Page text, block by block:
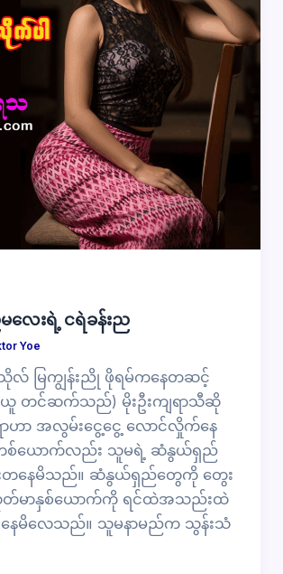
ေးရဲ့ ငရဲခန်းည
Yoe
လ် မြကျွန်းညို ဖိုရမ်ကနေတဆင့်
ယူ တင်ဆက်သည်) မိုးဦးကျရာသီဆို
ာဟာ အလွမ်းငွေ့ငွေ့ လောင်လှိုက်နေ
စ်ယောက်လည်း သူမရဲ့ ဆံနွယ်ရှည်
နေမိသည်။ ဆံနွယ်ရှည်တွေကို​ တွေး
မာနှစ်ယောက်ကို ရင်ထဲအသည်းထဲ
နေမိလေသည်။ သူမနာမည်က သွန်းသံ